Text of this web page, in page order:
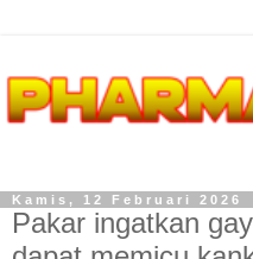
Kamis, 12 Februari 2026
Pakar ingatkan